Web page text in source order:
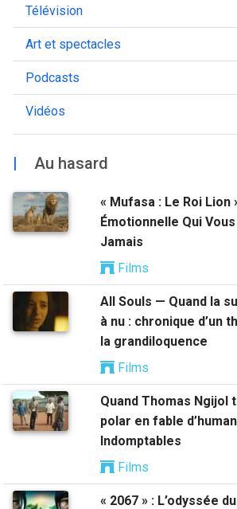
Télévision
Art et spectacles
Podcasts
Vidéos
| Au hasard
« Mufasa : Le Roi Lion
Émotionnelle Qui
Jamais
Films
All Souls — Quand la
à nu : chronique d’un
la grandiloquence
Films
Quand Thomas Ngijol
polar en fable
Indomptables
Films
« 2067 » : L’odyssée